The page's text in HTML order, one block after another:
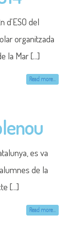
d'ESO del
organitzada
la Mar [...]
Read more...
es va
de la
[...]
Read more...